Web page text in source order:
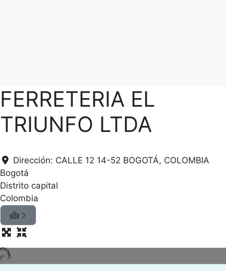
FERRETERIA EL
TRIUNFO LTDA
Dirección: CALLE 12 14-52 BOGOTÁ, COLOMBIA
Bogotá
Distrito capital
Colombia